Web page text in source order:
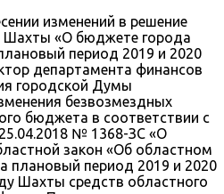
изменений в решение
Шахты «О бюджете города
период 2019 и 2020
департамента финансов
городской Думы
безвозмездных
бюджета в соответствии с
№ 1368-ЗС «О
закон «Об областном
плановый период 2019 и 2020
Шахты средств областного